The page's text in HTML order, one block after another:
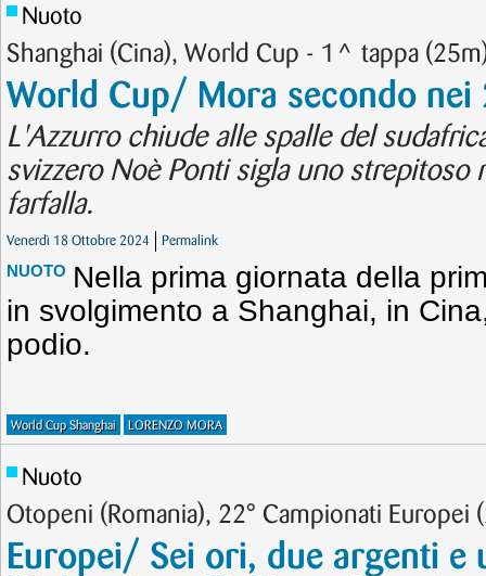
Nuoto
Shanghai (Cina), World Cup - 1^ tappa
World Cup/ Mora secondo nei
L'Azzurro chiude alle spalle del
svizzero Noè Ponti sigla uno strepitoso
farfalla.
Venerdì 18 Ottobre 2024 Permalink
NUOTO Nella prima giornata della
in svolgimento a Shanghai, in
podio.
World Cup Shanghai LORENZO MORA
Nuoto
Otopeni (Romania), 22° Campionati Europei
Europei/ Sei ori, due argenti e